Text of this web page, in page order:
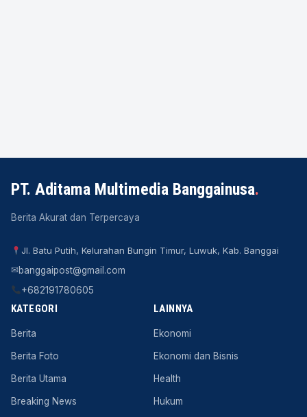
PT. Aditama Multimedia Banggainusa.
Berita Akurat dan Terpercaya
Jl. Batu Putih, Kelurahan Bungin Timur, Luwuk, Kab. Banggai
✉banggaipost@gmail.com
+682191780605
KATEGORI
Berita
Berita Foto
Berita Utama
Breaking News
LAINNYA
Ekonomi
Ekonomi dan Bisnis
Health
Hukum